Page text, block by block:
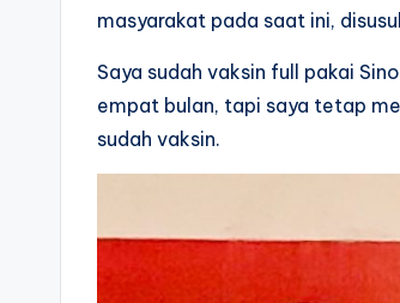
masyarakat pada saat ini,
Saya sudah vaksin full pakai
empat bulan, tapi saya tetap
sudah vaksin.